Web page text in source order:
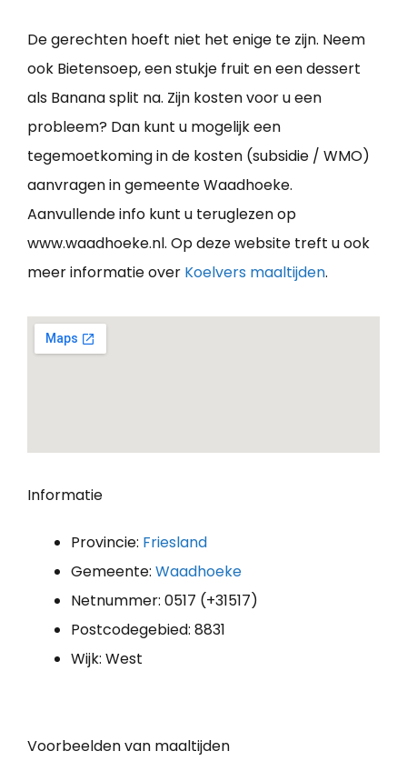
De gerechten hoeft niet het enige te zijn. Neem
ook Bietensoep, een stukje fruit en een dessert
als Banana split na. Zijn kosten voor u een
probleem? Dan kunt u mogelijk een
tegemoetkoming in de kosten (subsidie / WMO)
aanvragen in gemeente Waadhoeke.
Aanvullende info kunt u teruglezen op
www.waadhoeke.nl. Op deze website treft u ook
meer informatie over Koelvers maaltijden.
Informatie
Provincie: Friesland
Gemeente: Waadhoeke
Netnummer: 0517 (+31517)
Postcodegebied: 8831
Wijk: West
Voorbeelden van maaltijden